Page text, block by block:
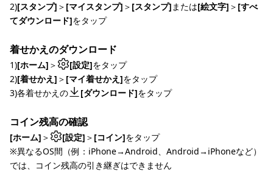
2)[スタンプ] ＞ [マイスタンプ] ＞ [スタンプ]または[絵文字] ＞ [すべ
てダウンロード]をタップ
着せかえのダウンロード
1)[ホーム] ＞ [設定]をタップ
2)[着せかえ] ＞ [マイ着せかえ]をタップ
3)各着せかえの
[ダウンロード]をタップ
コイン残高の確認
[ホーム] ＞ [設定] ＞ [コイン]をタップ
※異なるOS間（例：iPhone→Android、Android→iPhoneなど）
では、コイン残高の引き継ぎはできません